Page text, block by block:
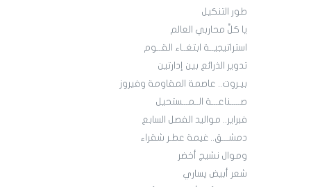
طور التنكيل
يا كلَّ محاربي العالم
استراتيجيــة ابتغــاء القــوم
تدوير الذرائع بين إدارتين
بيـروت.. عاصمة المقاومة وفيروز
صـــــناعـــة الــمـــستحيل
فبراير.. مواليد الفصل السابع
دمشـــق.. غيمة عطـر شقراء
وموال نشيج أخضر
شعر أبيض يساري